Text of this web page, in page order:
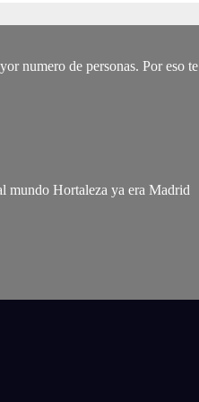
de personas. Por eso
mundo Hortaleza ya era Madrid